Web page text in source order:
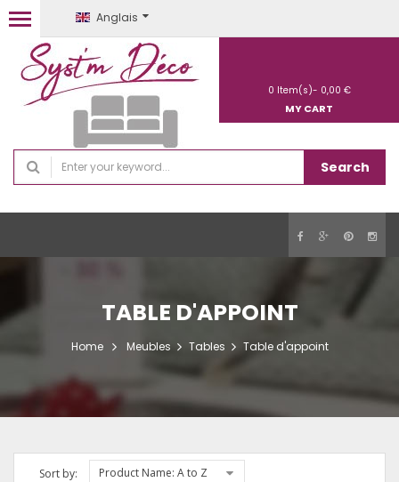
Anglais
Search
0 Item(s)- 0,00 €
MY CART
TABLE D'APPOINT
Home Meubles Tables Table d'appoint
Sort by:
Product Name: A to Z